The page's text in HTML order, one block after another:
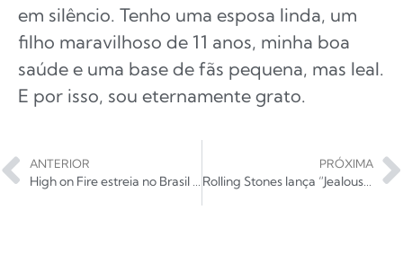
em silêncio. Tenho uma esposa linda, um
filho maravilhoso de 11 anos, minha boa
saúde e uma base de fãs pequena, mas leal.
E por isso, sou eternamente grato.
ANTERIOR
High on Fire estreia no Brasil após quase 30 anos de carreira
PRÓXIMA
Rolling Stones lança “Jealous Lover” e anuncia podcast exclusivo